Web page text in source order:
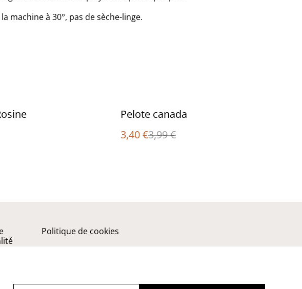
machine à 30°, pas de sèche-linge.
%
Pelote canada
3,40 €3,99 €
Politique de cookies